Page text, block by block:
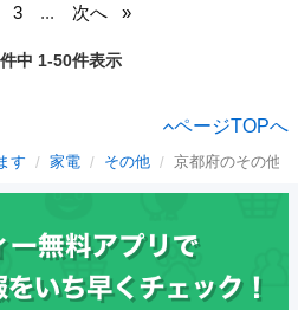
3 ... 次へ
中 1-50件表示
ページTOPへ
す 家電 その他 京都府のその他